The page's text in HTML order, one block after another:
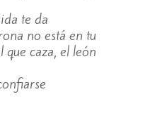
te da
no está en tu
que caza, el león